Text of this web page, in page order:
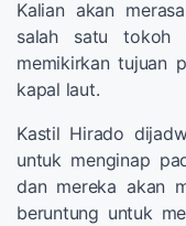
Kalian akan
salah satu tokoh
memikirkan tujuan
kapal laut.
Kastil Hirado
untuk menginap
dan mereka akan
beruntung untuk